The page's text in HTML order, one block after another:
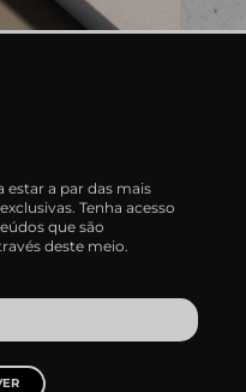
estar a par das mais
Tenha acesso
que são
deste meio.